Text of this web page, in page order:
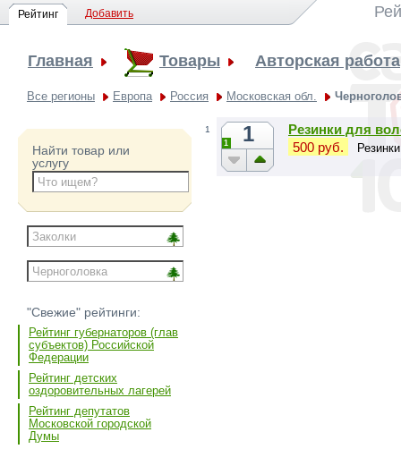
Рейтинг Добавить
Главная Товары Авторская работа
Все регионы Европа Россия Московская обл.
Найти товар или
услугу
"Свежие" рейтинги:
Рейтинг губернаторов (глав
субъектов) Российской
Федерации
Рейтинг детских
оздоровительных лагерей
Рейтинг депутатов
Московской городской
Думы
1 1
1
Резинки для
500 руб.